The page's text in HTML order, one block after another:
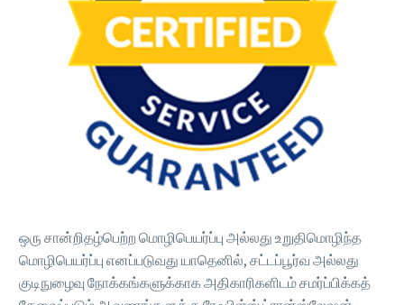
ஒரு சான்றிதழ்பெற்ற மொழிபெயர்ப்பு அல்லது உறுதிமொழிந்த
மொழிபெயர்ப்பு எனப்படுவது யாதெனில், சட்டப்பூர்வ அல்லது
குடிநுழைவு நோக்கங்களுக்காக அதிகாரிகளிடம் சமர்ப்பிக்கத்